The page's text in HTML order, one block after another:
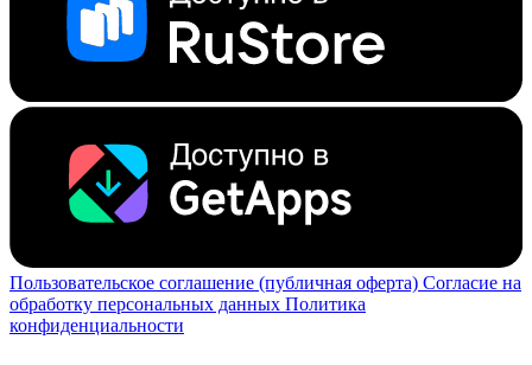
Пользовательское соглашение (публичная оферта) Согласие на
обработку персональных данных Политика
конфиденциальности